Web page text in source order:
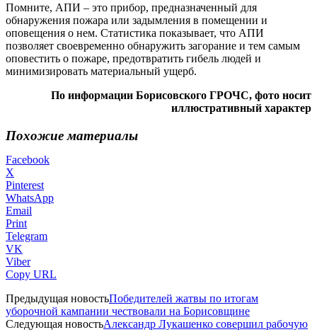
Помните, АПИ – это прибор, предназначенный для
обнаружения пожара или задымления в помещении и
оповещения о нем. Статистика показывает, что АПИ
позволяет своевременно обнаружить загорание и тем самым
оповестить о пожаре, предотвратить гибель людей и
минимизировать материальный ущерб.
По информации Борисовского ГРОЧС, фото носит
иллюстративный характер
Похожие материалы
Facebook
X
Pinterest
WhatsApp
Email
Print
Telegram
VK
Viber
Copy URL
Предыдущая новостьПобедителей жатвы по итогам
уборочной кампании чествовали на Борисовщине
Следующая новостьАлександр Лукашенко совершил рабочую